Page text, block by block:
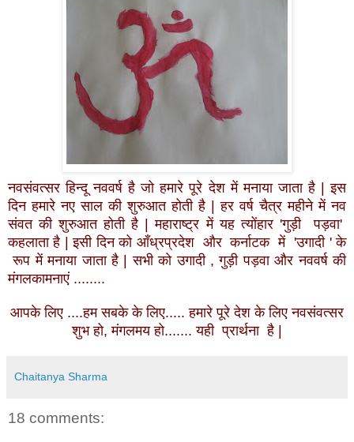
नवसंवत्सर हिन्दू नववर्ष है जो हमारे पूरे देश में मनाया जाता है | इस
दिन हमारे नए साल की शुरुआत होती है | हर वर्ष चैत्र महीने में नव
संवत की शुरुआत होती है | महाराष्ट्र में यह त्योंहार 'गुड़ी पड़वा'
कहलाता है | इसी दिन को आँध्रप्रदेश और कर्नाटक में 'उगादी ' के
रूप में मनाया जाता है | सभी को उगादी , गुड़ी पड़वा और नववर्ष की
मंगलकामनाएं ........
आपके लिए ....हम सबके के लिए..... हमारे पूरे देश के लिए नवसंवत्सर
शुभ हो, मंगलमय हो....... यही प्रार्थना है |
Chaitanya Sharma
18 comments: